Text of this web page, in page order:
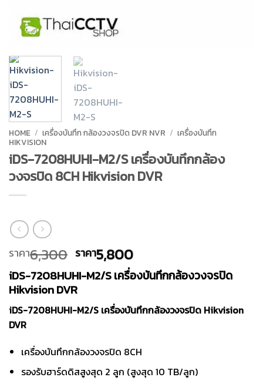
HOME / เครื่องบันทึก กล้องวงจรปิด DVR NVR / เครื่องบันทึก
HIKVISION
iDS-7208HUHI-M2/S เครื่องบันทึกกล้อง
วงจรปิด 8CH Hikvision DVR
ราคา6,300 Original
price
was:
ราคา
6,300.
ราคา5,800Current
price
is:
5,800.
iDS-7208HUHI-M2/S เครื่องบันทึกกล้องวงจรปิด
Hikvision DVR
iDS-7208HUHI-M2/S เครื่องบันทึกกล้องวงจรปิด Hikvision
DVR
เครื่องบันทึกกล้องวงจรปิด 8CH
รองรับฮาร์ดดิสสูงสุด 2 ลูก (สูงสุด 10 TB/ลูก)